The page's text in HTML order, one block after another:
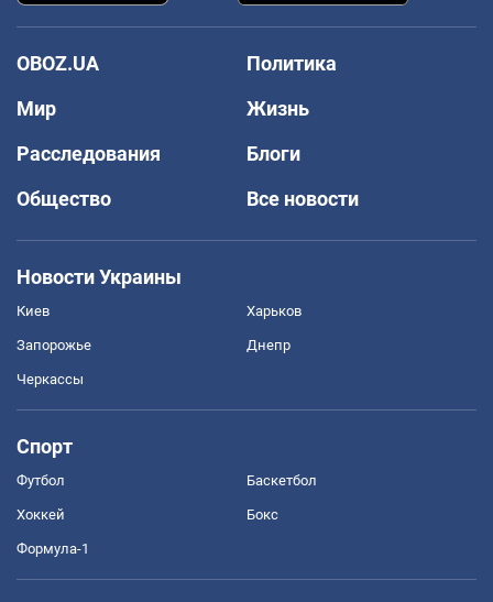
OBOZ.UA
Политика
Мир
Жизнь
Расследования
Блоги
Общество
Все новости
Новости Украины
Киев Харьков
Запорожье Днепр
Черкассы
Спорт
Футбол Баскетбол
Хоккей Бокс
Формула-1